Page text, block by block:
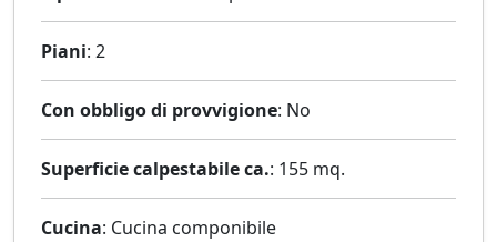
Piani: 2
Con obbligo di provvigione: No
Superficie calpestabile ca.: 155 mq.
Cucina: Cucina componibile